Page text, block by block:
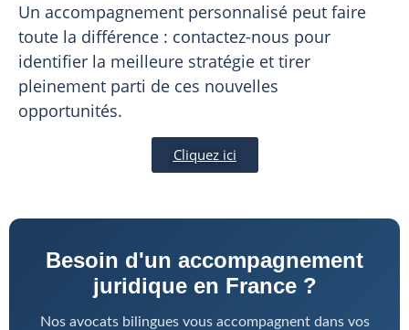
Un accompagnement personnalisé peut faire
toute la différence : contactez-nous pour
identifier la meilleure stratégie et tirer
pleinement parti de ces nouvelles
opportunités.
Cliquez ici
Besoin d'un accompagnement
juridique en France ?
Nos avocats bilingues vous accompagnent dans vos